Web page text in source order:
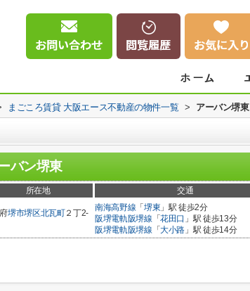
まごころ賃貸 大阪エース不動産の物件一覧 > アーバン堺東
バン堺東
所在地 交通
堺市堺区北瓦町２丁2-
南海高野線 「 堺東 」駅 徒歩2分
阪堺電軌阪堺線 「花田口 」駅 徒歩13分
阪堺電軌阪堺線 「大小路 」駅 徒歩14分